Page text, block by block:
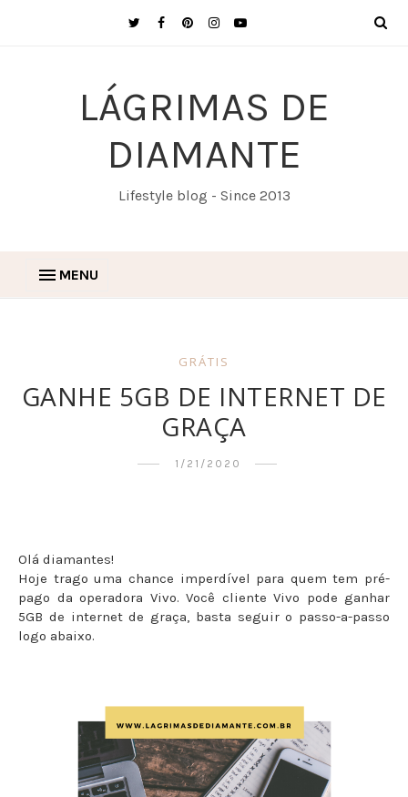
LÁGRIMAS DE
DIAMANTE
Lifestyle blog - Since 2013
MENU
GRÁTIS
GANHE 5GB DE INTERNET DE
GRAÇA
1/21/2020
Olá diamantes!
Hoje trago uma chance imperdível para quem tem pré-
pago da operadora Vivo. Você cliente Vivo pode ganhar
5GB de internet de graça, basta seguir o passo-a-passo
logo abaixo.